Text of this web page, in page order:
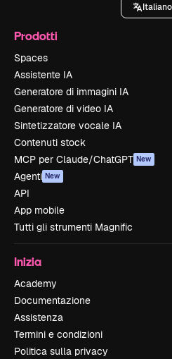
Italiano
Prodotti
Spaces
Assistente IA
Generatore di immagini IA
Generatore di video IA
Sintetizzatore vocale IA
Contenuti stock
MCP per Claude/ChatGPT New
Agenti New
API
App mobile
Tutti gli strumenti Magnific
Inizia
Academy
Documentazione
Assistenza
Termini e condizioni
Politica sulla privacy